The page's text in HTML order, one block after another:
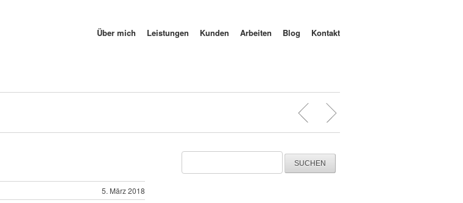
Über mich Leistungen Kunden Arbeiten Blog Kontakt
5. März 2018
Suchen
nach: